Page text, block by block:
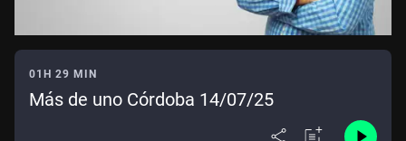
01H 29 MIN
Más de uno Córdoba 14/07/25